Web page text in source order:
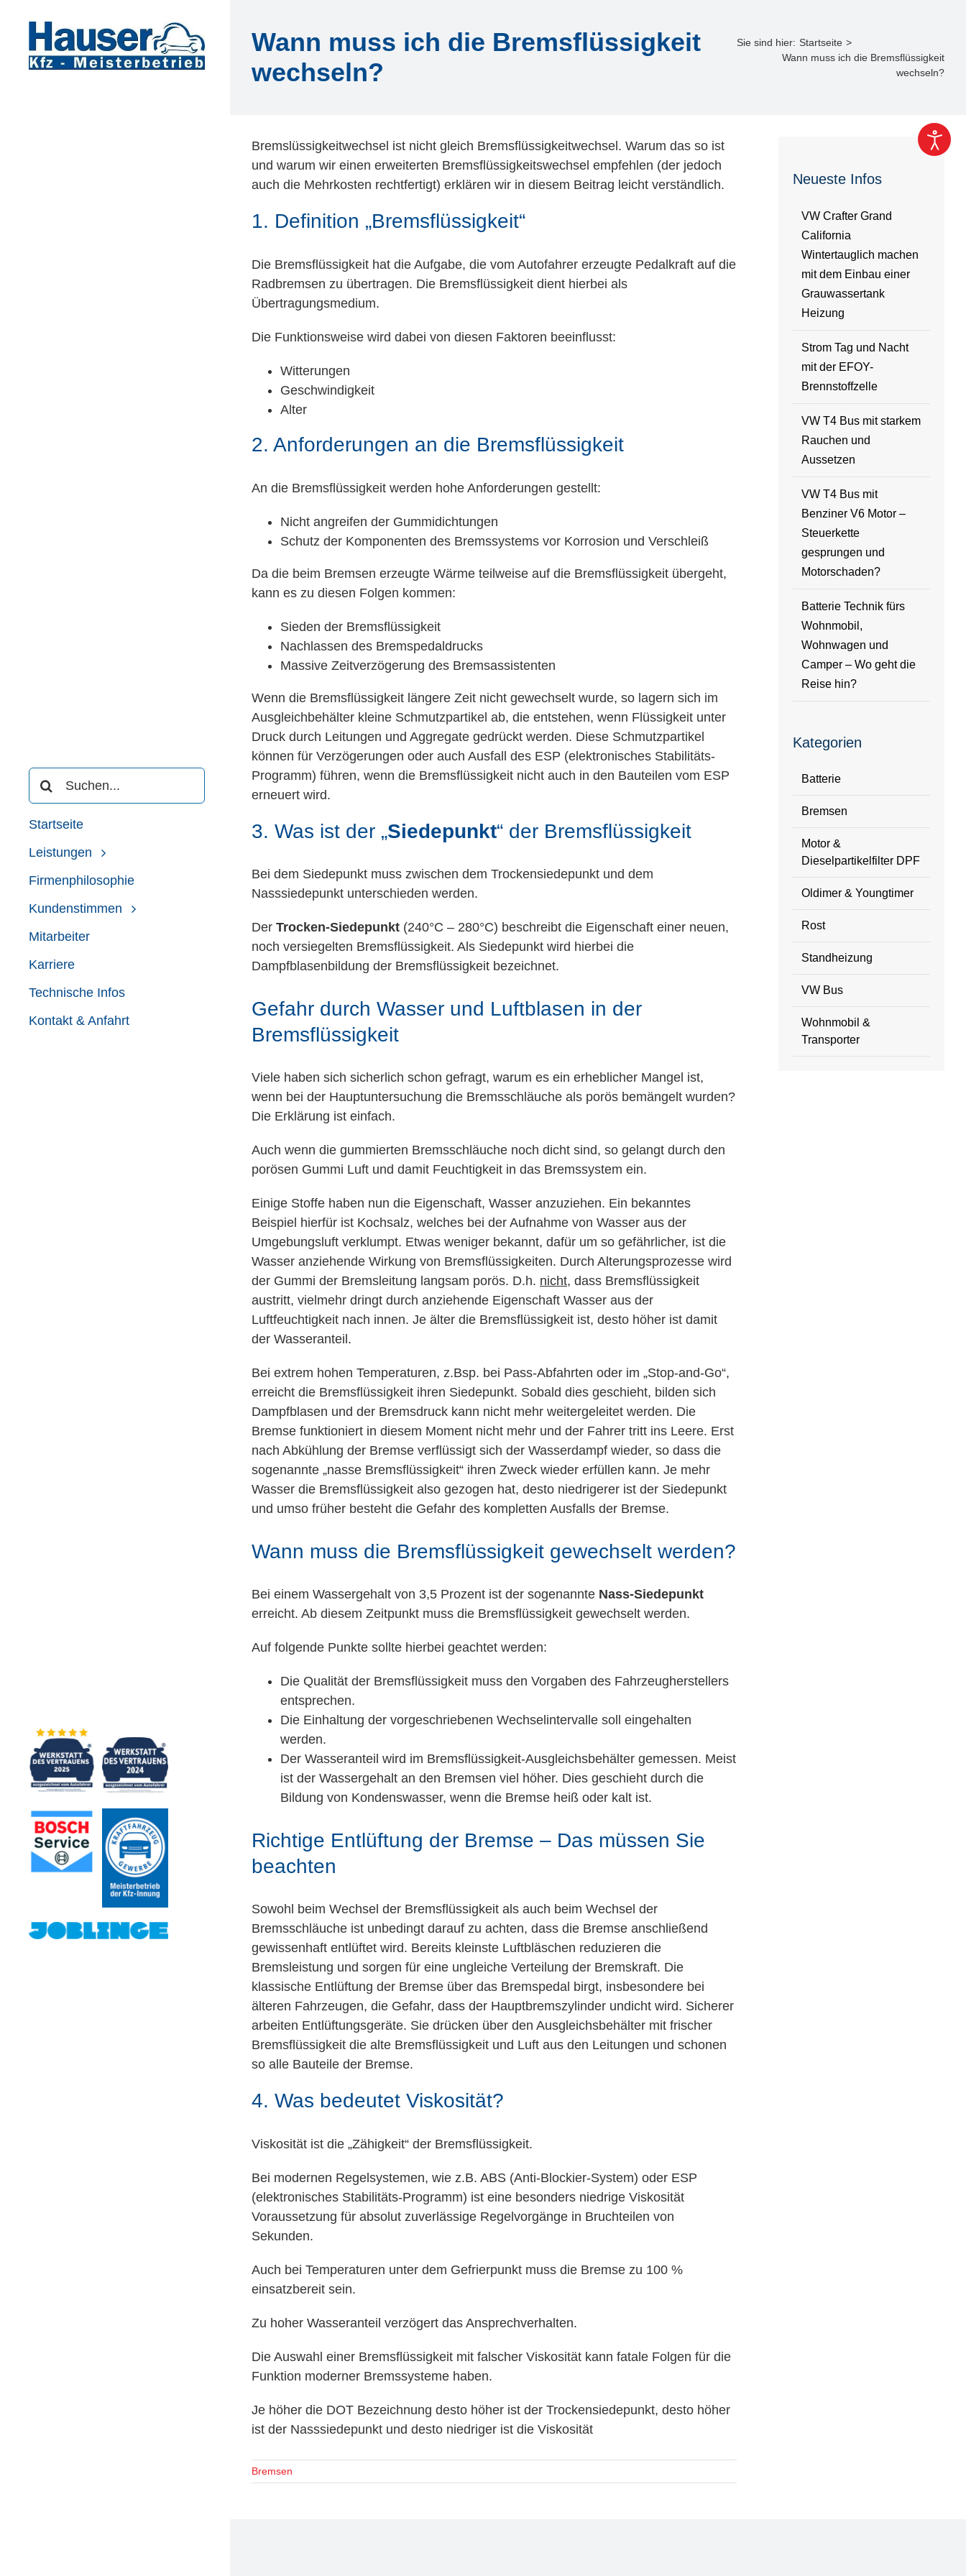
springen
Suche
nach:
Startseite
Leistungen
Firmenphilosophie
Kundenstimmen
Mitarbeiter
Karriere
Technische Infos
Kontakt & Anfahrt
Wann muss ich die Bremsflüssigkeit
wechseln?
Sie sind hier: Startseite
Wann muss ich die Bremsflüssigkeit
wechseln?
Bremslüssigkeitwechsel ist nicht gleich Bremsflüssigkeitwechsel. Warum das so ist
und warum wir einen erweiterten Bremsflüssigkeitswechsel empfehlen (der jedoch
auch die Mehrkosten rechtfertigt) erklären wir in diesem Beitrag leicht verständlich.
1. Definition „Bremsflüssigkeit“
Die Bremsflüssigkeit hat die Aufgabe, die vom Autofahrer erzeugte Pedalkraft auf die
Radbremsen zu übertragen. Die Bremsflüssigkeit dient hierbei als
Übertragungsmedium.
Die Funktionsweise wird dabei von diesen Faktoren beeinflusst:
Witterungen
Geschwindigkeit
Alter
2. Anforderungen an die Bremsflüssigkeit
An die Bremsflüssigkeit werden hohe Anforderungen gestellt:
Nicht angreifen der Gummidichtungen
Schutz der Komponenten des Bremssystems vor Korrosion und Verschleiß
Da die beim Bremsen erzeugte Wärme teilweise auf die Bremsflüssigkeit übergeht,
kann es zu diesen Folgen kommen:
Sieden der Bremsflüssigkeit
Nachlassen des Bremspedaldrucks
Massive Zeitverzögerung des Bremsassistenten
Wenn die Bremsflüssigkeit längere Zeit nicht gewechselt wurde, so lagern sich im
Ausgleichbehälter kleine Schmutzpartikel ab, die entstehen, wenn Flüssigkeit unter
Druck durch Leitungen und Aggregate gedrückt werden. Diese Schmutzpartikel
können für Verzögerungen oder auch Ausfall des ESP (elektronisches Stabilitäts-
Programm) führen, wenn die Bremsflüssigkeit nicht auch in den Bauteilen vom ESP
erneuert wird.
3. Was ist der „Siedepunkt“ der Bremsflüssigkeit
Bei dem Siedepunkt muss zwischen dem Trockensiedepunkt und dem
Nasssiedepunkt unterschieden werden.
Der Trocken-Siedepunkt (240°C – 280°C) beschreibt die Eigenschaft einer neuen,
noch versiegelten Bremsflüssigkeit. Als Siedepunkt wird hierbei die
Dampfblasenbildung der Bremsflüssigkeit bezeichnet.
Gefahr durch Wasser und Luftblasen in der
Bremsflüssigkeit
Viele haben sich sicherlich schon gefragt, warum es ein erheblicher Mangel ist,
wenn bei der Hauptuntersuchung die Bremsschläuche als porös bemängelt wurden?
Die Erklärung ist einfach.
Auch wenn die gummierten Bremsschläuche noch dicht sind, so gelangt durch den
porösen Gummi Luft und damit Feuchtigkeit in das Bremssystem ein.
Einige Stoffe haben nun die Eigenschaft, Wasser anzuziehen. Ein bekanntes
Beispiel hierfür ist Kochsalz, welches bei der Aufnahme von Wasser aus der
Umgebungsluft verklumpt. Etwas weniger bekannt, dafür um so gefährlicher, ist die
Wasser anziehende Wirkung von Bremsflüssigkeiten. Durch Alterungsprozesse wird
der Gummi der Bremsleitung langsam porös. D.h. nicht, dass Bremsflüssigkeit
austritt, vielmehr dringt durch anziehende Eigenschaft Wasser aus der
Luftfeuchtigkeit nach innen. Je älter die Bremsflüssigkeit ist, desto höher ist damit
der Wasseranteil.
Bei extrem hohen Temperaturen, z.Bsp. bei Pass-Abfahrten oder im „Stop-and-Go“,
erreicht die Bremsflüssigkeit ihren Siedepunkt. Sobald dies geschieht, bilden sich
Dampfblasen und der Bremsdruck kann nicht mehr weitergeleitet werden. Die
Bremse funktioniert in diesem Moment nicht mehr und der Fahrer tritt ins Leere. Erst
nach Abkühlung der Bremse verflüssigt sich der Wasserdampf wieder, so dass die
sogenannte „nasse Bremsflüssigkeit“ ihren Zweck wieder erfüllen kann. Je mehr
Wasser die Bremsflüssigkeit also gezogen hat, desto niedrigerer ist der Siedepunkt
und umso früher besteht die Gefahr des kompletten Ausfalls der Bremse.
Wann muss die Bremsflüssigkeit gewechselt werden?
Bei einem Wassergehalt von 3,5 Prozent ist der sogenannte Nass-Siedepunkt
erreicht. Ab diesem Zeitpunkt muss die Bremsflüssigkeit gewechselt werden.
Auf folgende Punkte sollte hierbei geachtet werden:
Die Qualität der Bremsflüssigkeit muss den Vorgaben des Fahrzeugherstellers
entsprechen.
Die Einhaltung der vorgeschriebenen Wechselintervalle soll eingehalten
werden.
Der Wasseranteil wird im Bremsflüssigkeit-Ausgleichsbehälter gemessen. Meist
ist der Wassergehalt an den Bremsen viel höher. Dies geschieht durch die
Bildung von Kondenswasser, wenn die Bremse heiß oder kalt ist.
Richtige Entlüftung der Bremse – Das müssen Sie
beachten
Sowohl beim Wechsel der Bremsflüssigkeit als auch beim Wechsel der
Bremsschläuche ist unbedingt darauf zu achten, dass die Bremse anschließend
gewissenhaft entlüftet wird. Bereits kleinste Luftbläschen reduzieren die
Bremsleistung und sorgen für eine ungleiche Verteilung der Bremskraft. Die
klassische Entlüftung der Bremse über das Bremspedal birgt, insbesondere bei
älteren Fahrzeugen, die Gefahr, dass der Hauptbremszylinder undicht wird. Sicherer
arbeiten Entlüftungsgeräte. Sie drücken über den Ausgleichsbehälter mit frischer
Bremsflüssigkeit die alte Bremsflüssigkeit und Luft aus den Leitungen und schonen
so alle Bauteile der Bremse.
4. Was bedeutet Viskosität?
Viskosität ist die „Zähigkeit“ der Bremsflüssigkeit.
Bei modernen Regelsystemen, wie z.B. ABS (Anti-Blockier-System) oder ESP
(elektronisches Stabilitäts-Programm) ist eine besonders niedrige Viskosität
Voraussetzung für absolut zuverlässige Regelvorgänge in Bruchteilen von
Sekunden.
Auch bei Temperaturen unter dem Gefrierpunkt muss die Bremse zu 100 %
einsatzbereit sein.
Zu hoher Wasseranteil verzögert das Ansprechverhalten.
Die Auswahl einer Bremsflüssigkeit mit falscher Viskosität kann fatale Folgen für die
Funktion moderner Bremssysteme haben.
Je höher die DOT Bezeichnung desto höher ist der Trockensiedepunkt, desto höher
ist der Nasssiedepunkt und desto niedriger ist die Viskosität
Bremsen
Neueste Infos
VW Crafter Grand
California
Wintertauglich machen
mit dem Einbau einer
Grauwassertank
Heizung
Strom Tag und Nacht
mit der EFOY-
Brennstoffzelle
VW T4 Bus mit starkem
Rauchen und
Aussetzen
VW T4 Bus mit
Benziner V6 Motor –
Steuerkette
gesprungen und
Motorschaden?
Batterie Technik fürs
Wohnmobil,
Wohnwagen und
Camper – Wo geht die
Reise hin?
Kategorien
Batterie
Bremsen
Motor &
Dieselpartikelfilter DPF
Oldimer & Youngtimer
Rost
Standheizung
VW Bus
Wohnmobil &
Transporter